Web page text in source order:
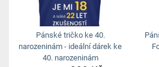
Pánské tričko ke 40.
narozeninám - ideální dárek ke
40. narozeninám